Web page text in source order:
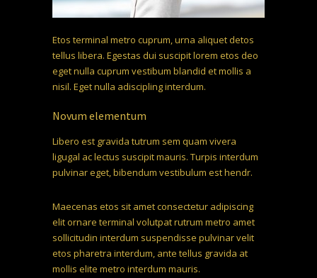
Etos terminal metro cuprum, urna aliquet detos
tellus libera. Egestas dui suscipit lorem etos deo
eget nulla cuprum vestibum blandid et mollis a
nisil. Eget nulla adiscipling interdum.
Novum elementum
Libero est gravida tutrum sem quam vivera
ligugal ac lectus suscipit mauris. Turpis interdum
pulvinar eget, bibendum vestibulum est hendr.
Maecenas etos sit amet consectetur adipiscing
elit ornare terminal volutpat rutrum metro amet
sollicitudin interdum suspendisse pulvinar velit
etos pharetra interdum, ante tellus gravida at
mollis elite metro interdum mauris.